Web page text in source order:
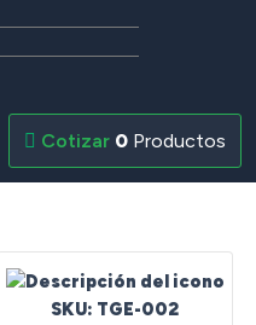
0 Productos
SKU: TGE-002